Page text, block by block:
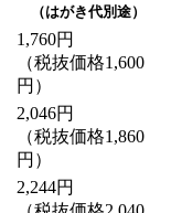
（はがき代別途）
1,760円
（税抜価格1,600
円）
2,046円
（税抜価格1,860
円）
2,244円